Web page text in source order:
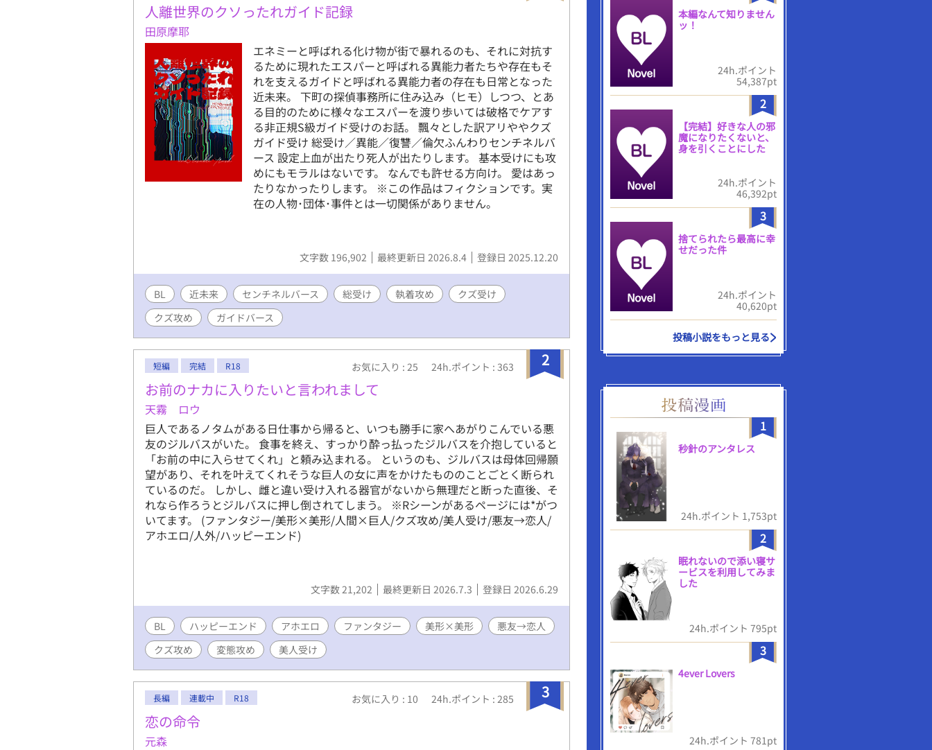
人離世界のクソったれガイド記録
田原摩耶
エネミーと呼ばれる化け物が街で暴れるのも、それに対抗す
るために現れたエスパーと呼ばれる異能力者たちや存在もそ
れを支えるガイドと呼ばれる異能力者の存在も日常となった
近未来。 下町の探偵事務所に住み込み（ヒモ）しつつ、とあ
る目的のために様々なエスパーを渡り歩いては破格でケアす
る非正規S級ガイド受けのお話。 飄々とした訳アリややクズ
ガイド受け 総受け／異能／復讐／倫欠ふんわりセンチネルバ
ース 設定上血が出たり死人が出たりします。 基本受けにも攻
めにもモラルはないです。 なんでも許せる方向け。 愛はあっ
たりなかったりします。 ※この作品はフィクションです。実
在の人物･団体･事件とは一切関係がありません。
文字数 196,902 最終更新日 2026.8.4 登録日 2025.12.20
BL 近未来 センチネルバース 総受け 執着攻め
クズ受け
クズ攻め
ガイドバース
2
短編 完結 R18 お気に入り : 25 24h.ポイント : 363
お前のナカに入りたいと言われまして
天霧 ロウ
巨人であるノタムがある日仕事から帰ると、いつも勝手に家へあがりこんでいる悪
友のジルバスがいた。 食事を終え、すっかり酔っ払ったジルバスを介抱していると
「お前の中に入らせてくれ」と頼み込まれる。 というのも、ジルバスは母体回帰願
望があり、それを叶えてくれそうな巨人の女に声をかけたもののことごとく断られ
ているのだ。 しかし、雌と違い受け入れる器官がないから無理だと断った直後、そ
れなら作ろうとジルバスに押し倒されてしまう。 ※Rシーンがあるページには*がつ
いてます。 (ファンタジー/美形×美形/人間×巨人/クズ攻め/美人受け/悪友→恋人/
アホエロ/人外/ハッピーエンド)
文字数 21,202 最終更新日 2026.7.3 登録日 2026.6.29
BL ハッピーエンド アホエロ ファンタジー 美形×美形
悪友→恋人
クズ攻め
変態攻め 美人受け
3
長編 連載中 R18 お気に入り : 10 24h.ポイント : 285
恋の命令
元森
本編なんて知りません
ッ！
24h.ポイント
54,387pt
2
【完結】好きな人の邪
魔になりたくないと、
身を引くことにした
24h.ポイント
46,392pt
3
捨てられたら最高に幸
せだった件
24h.ポイント
40,620pt
投稿小説をもっと見る
1
秒針のアンタレス
24h.ポイント 1,753pt
2
眠れないので添い寝サ
ービスを利用してみま
した
24h.ポイント 795pt
3
4ever Lovers
24h.ポイント 781pt